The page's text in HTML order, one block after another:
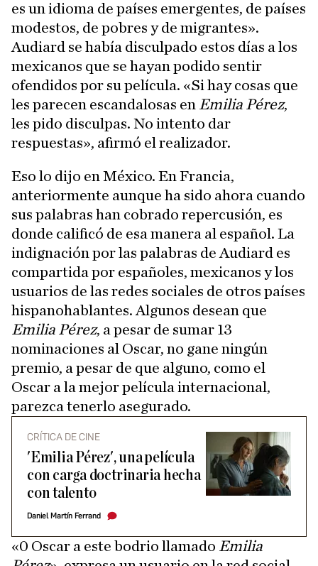
es un idioma de países emergentes, de países
modestos, de pobres y de migrantes».
Audiard se había disculpado estos días a los
mexicanos que se hayan podido sentir
ofendidos por su película. «Si hay cosas que
les parecen escandalosas en Emilia Pérez,
les pido disculpas. No intento dar
respuestas», afirmó el realizador.
Eso lo dijo en México. En Francia,
anteriormente aunque ha sido ahora cuando
sus palabras han cobrado repercusión, es
donde calificó de esa manera al español. La
indignación por las palabras de Audiard es
compartida por españoles, mexicanos y los
usuarios de las redes sociales de otros países
hispanohablantes. Algunos desean que
Emilia Pérez, a pesar de sumar 13
nominaciones al Oscar, no gane ningún
premio, a pesar de que alguno, como el
Oscar a la mejor película internacional,
parezca tenerlo asegurado.
CRÍTICA DE CINE
'Emilia Pérez', una película
con carga doctrinaria hecha
con talento
Daniel Martín Ferrand
«0 Oscar a este bodrio llamado Emilia